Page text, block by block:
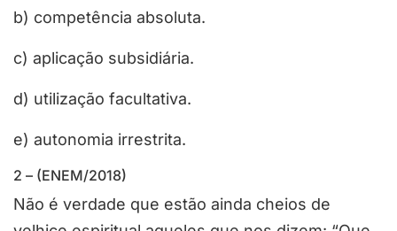
b) competência absoluta.
c) aplicação subsidiária.
d) utilização facultativa.
e) autonomia irrestrita.
2 – (ENEM/2018)
Não é verdade que estão ainda cheios de